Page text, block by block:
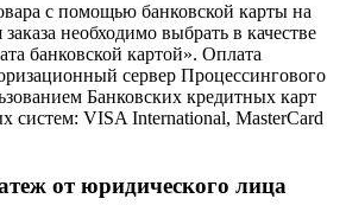
с помощью банковской карты на
необходимо выбрать в качестве
банковской картой». Оплата
сервер Процессингового
Банковских кредитных карт
систем: VISA International, MasterCard
от юридического лица